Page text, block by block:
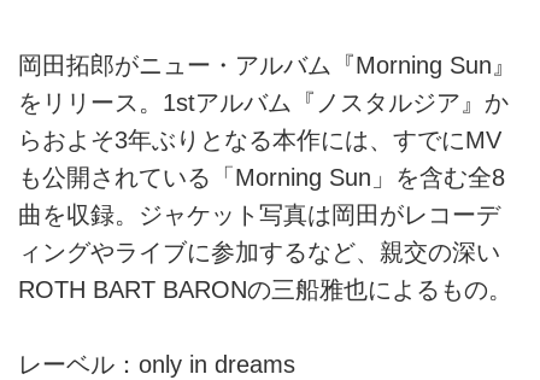
岡田拓郎がニュー・アルバム『Morning Sun』
をリリース。1stアルバム『ノスタルジア』か
らおよそ3年ぶりとなる本作には、すでにMV
も公開されている「Morning Sun」を含む全8
曲を収録。ジャケット写真は岡田がレコーデ
ィングやライブに参加するなど、親交の深い
ROTH BART BARONの三船雅也によるもの。
レーベル：only in dreams